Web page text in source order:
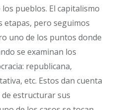
pueblos. El capitalismo
etapas, pero seguimos
uno de los puntos donde
se examinan los
republicana,
etc. Estos dan cuenta
estructurar sus